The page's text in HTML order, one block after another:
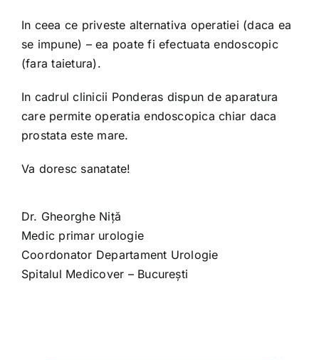
In ceea ce priveste alternativa operatiei (daca ea
se impune) – ea poate fi efectuata endoscopic
(fara taietura).
In cadrul clinicii Ponderas dispun de aparatura
care permite operatia endoscopica chiar daca
prostata este mare.
Va doresc sanatate!
Dr. Gheorghe Niță
Medic primar urologie
Coordonator Departament Urologie
Spitalul Medicover – București